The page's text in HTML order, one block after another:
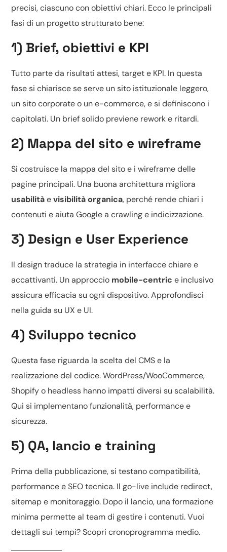
precisi, ciascuno con obiettivi chiari. Ecco le principali
fasi di un progetto strutturato bene:
1) Brief, obiettivi e KPI
Tutto parte da risultati attesi, target e KPI. In questa
fase si chiarisce se serve unsito istituzionale leggero,
un sito corporate o une-commerce, e si definiscono i
capitolati. Un brief solido previene rework e ritardi.
2) Mappa del sito e wireframe
Si costruisce la mappa del sito e i wireframe delle
pagine principali. Una buona architettura migliora
usabilitàevisibilità organica, perché rende chiari i
contenuti e aiuta Google a crawling e indicizzazione.
3) Design e User Experience
Il design traduce la strategia in interfacce chiare e
accattivanti. Un approccio mobile-centric e inclusivo
assicura efficacia su ogni dispositivo. Approfondisci
nella guida su UX e UI.
4) Sviluppo tecnico
Questa fase riguarda la scelta del CMS e la
realizzazione del codice.WordPress/WooCommerce,
Shopify o headless hanno impatti diversi su scalabilità.
Qui si implementano funzionalità, performance e
sicurezza.
5) QA, lancio e training
Prima della pubblicazione, si testano compatibilità,
performance e SEO tecnica. Il go-live include redirect,
sitemap e monitoraggio. Dopo il lancio, una formazione
minima permette al team di gestire i contenuti. Vuoi
dettagli sui tempi? Scopricronoprogramma medio.